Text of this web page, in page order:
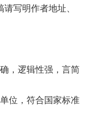
写明作者地址、
，逻辑性强，言简
位，符合国家标准